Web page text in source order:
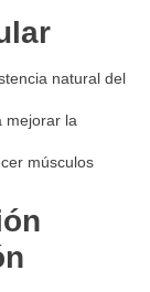
natural del
mejorar la
músculos